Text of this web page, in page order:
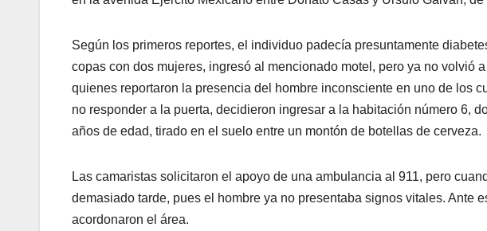
Según los primeros reportes, el individuo padecía presuntamente
copas con dos mujeres, ingresó al mencionado motel, pero ya no volvió
quienes reportaron la presencia del hombre inconsciente en uno de los
no responder a la puerta, decidieron ingresar a la habitación número 6,
años de edad, tirado en el suelo entre un montón de botellas de cerveza.
Las camaristas solicitaron el apoyo de una ambulancia al 911, pero
demasiado tarde, pues el hombre ya no presentaba signos vitales. Ante
acordonaron el área.